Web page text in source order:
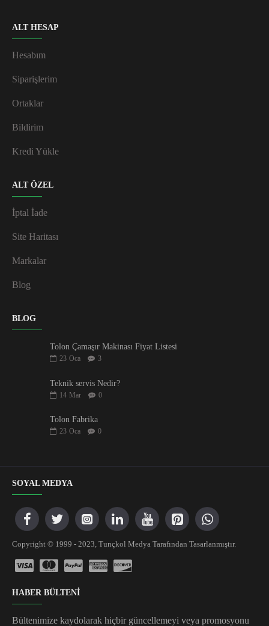
ALT HESAP
Hesabım
Siparişlerim
Ortaklar
Bildirim
Kredi Yükle
ALT ÖZEL
İptal İade
Site Haritası
Markalar
Blog
BLOG
Tolon Çamaşır Makinası Fiyat Listesi
23 Oca 3
Teknik servis Nedir?
14 Mar 0
Tolon Fabrika
23 Oca 0
SOYAL MEDYA
Copyright © 1999 - 2023, Tunçkol Medya Tarafından Tasarlanmıştır.
HABER BÜLTENİ
Bültenimize kaydolarak hiçbir güncellemeyi veya promosyonu